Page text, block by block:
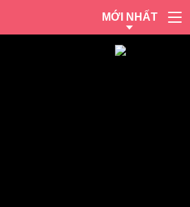
MỚI NHẤT